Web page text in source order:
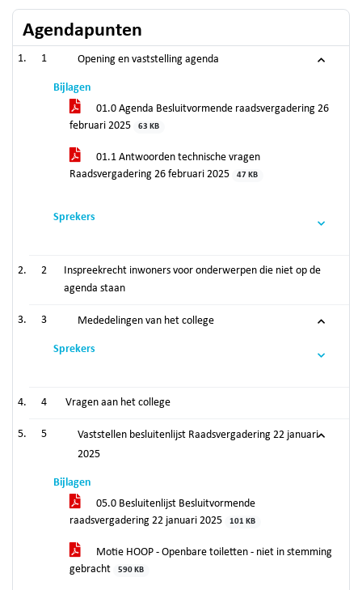
Agendapunten
1 Opening en vaststelling agenda
Bijlagen
01.0 Agenda Besluitvormende raadsvergadering 26
februari 2025
63 KB
01.1 Antwoorden technische vragen
Raadsvergadering 26 februari 2025
47 KB
Sprekers
2
Inspreekrecht inwoners voor onderwerpen die niet op de
agenda staan
3 Mededelingen van het college
Sprekers
4 Vragen aan het college
5
Vaststellen besluitenlijst Raadsvergadering 22 januari
2025
Bijlagen
05.0 Besluitenlijst Besluitvormende
raadsvergadering 22 januari 2025
101 KB
Motie HOOP - Openbare toiletten - niet in stemming
gebracht
590 KB